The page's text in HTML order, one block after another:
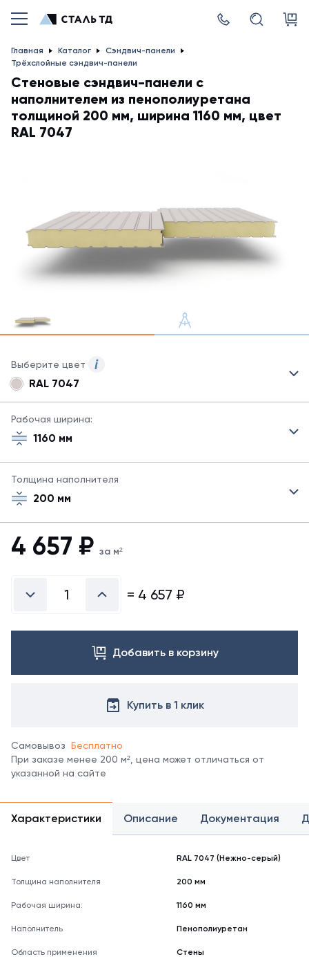
Главная Каталог
Сэндвич-панели
Трёхслойные сэндвич-панели
Стеновые сэндвич-панели с
наполнителем из пенополиуретана
толщиной 200 мм, ширина 1160 мм, цвет
RAL 7047
Выберите цвет
сэндвич-
панелей
все
Для
заказа
другого
цвета
в
цветов
отображение
цвета
на
может
не
оттенку.
RAL 7047
Рабочая ширина:
1160 мм
Толщина наполнителя
200 мм
4 657 ₽ за м²
= 4 657 ₽
Добавить в корзину
Купить в 1 клик
Самовывоз Бесплатно
При заказе менее 200 м², цена может отличаться от
указанной на сайте
Характеристики Описание Документация
Цвет RAL 7047 (Нежно-серый)
Толщина наполнителя 200 мм
Рабочая ширина: 1160 мм
Наполнитель Пенополиуретан
Область применения Стены